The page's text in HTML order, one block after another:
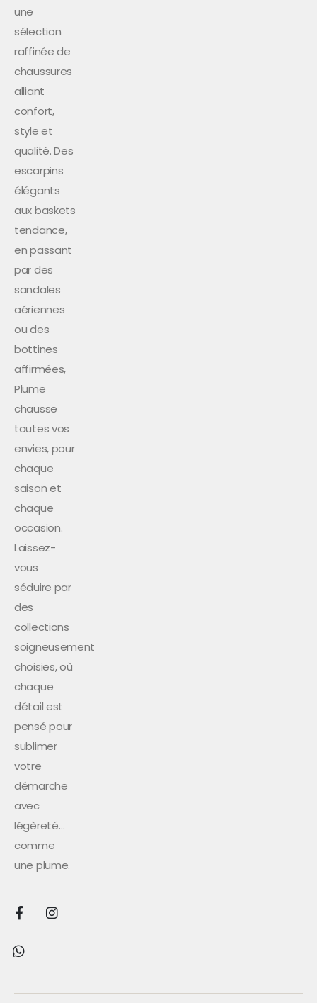
une
sélection
raffinée de
chaussures
alliant
confort,
style et
qualité. Des
escarpins
élégants
aux baskets
tendance,
en passant
par des
sandales
aériennes
ou des
bottines
affirmées,
Plume
chausse
toutes vos
envies, pour
chaque
saison et
chaque
occasion.
Laissez-
vous
séduire par
des
collections
soigneusement
choisies, où
chaque
détail est
pensé pour
sublimer
votre
démarche
avec
légèreté…
comme
une plume.